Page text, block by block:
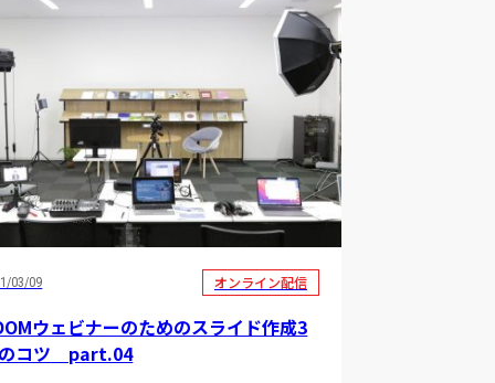
03/09 オンライン配信
ウェビナーのためのスライド作成3
コツ part.04